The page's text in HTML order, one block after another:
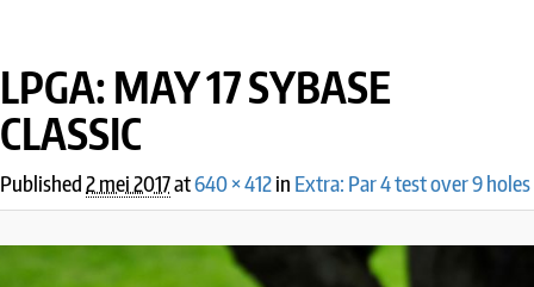
LPGA: MAY 17 SYBASE
CLASSIC
Published2 mei 2017at640 × 412in Extra: Par 4 test over 9 holes